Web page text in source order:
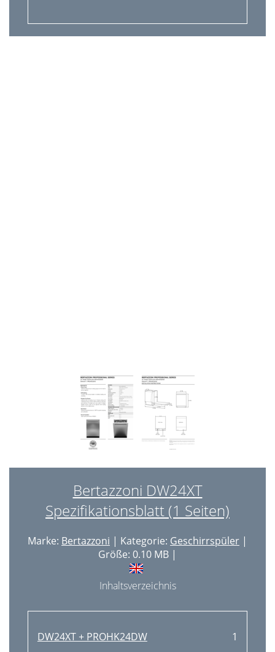
Bertazzoni DW24XT
Spezifikationsblatt (1 Seiten)
Marke: Bertazzoni | Kategorie: Geschirrspüler |
Größe: 0.10 MB |
Inhaltsverzeichnis
DW24XT + PROHK24DW
1